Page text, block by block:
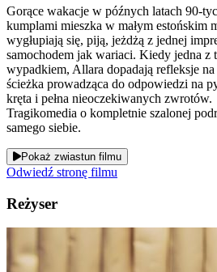
Gorące wakacje w późnych latach 90-
kumplami mieszka w małym estońskim
wygłupiają się, piją, jeżdżą z jednej
samochodem jak wariaci. Kiedy jedna z
wypadkiem, Allara dopadają refleksje
ścieżka prowadząca do odpowiedzi na
kręta i pełna nieoczekiwanych zwrotów.
Tragikomedia o kompletnie szalonej
samego siebie.
Pokaż zwiastun filmu
Odwiedź stronę filmu
Reżyser